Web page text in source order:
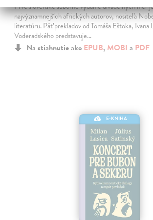
Prvé slovenské súborné vydanie divadelných hier
najvýznamnejších afrických autorov, nositeľa
literatúru. Päť prekladov od Tomáša Eštoka, Ivana
Voderadského predstavuje…
Na stiahnutie ako EPUB, MOBI a PDF
E-KNIHA